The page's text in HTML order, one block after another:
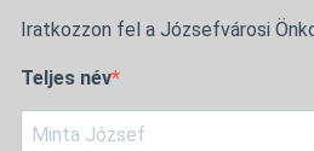
Iratkozzon fel a Józsefvárosi
Teljes név